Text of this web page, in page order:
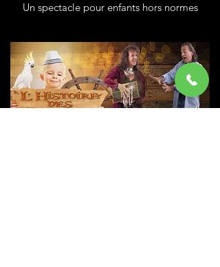
Un spectacle pour enfants hors normes